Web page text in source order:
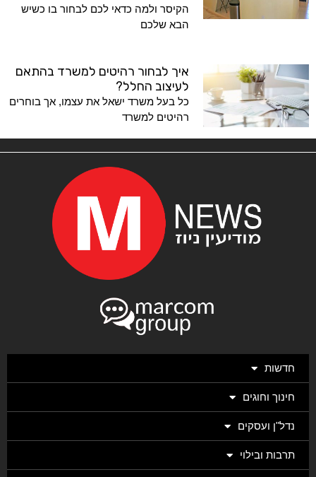
הקיסר ולמה כדאי לכם לבחור בו כשיש
הבא שלכם
איך לבחור רהיטים למשרד בהתאם
לעיצוב החלל?
כל בעל משרד ישאל את עצמו, אך בוחרים
רהיטים למשרד
חדשות
חינוך וחוגים
נדל"ן ועסקים
תרבות ובילוי